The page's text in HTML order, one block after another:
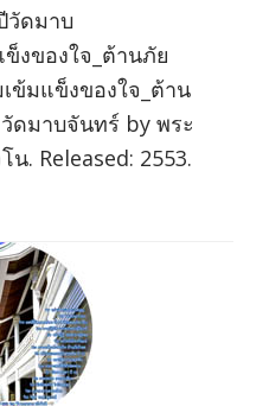
วัดมาบ
งของใจ_ต้านภัย
เข้มแข็งของใจ_ต้าน
ดมาบจันทร์ by พระ
. Released: 2553.